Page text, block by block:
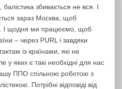
збивається не вся. І
зараз Москва, щоб
І щодня ми працюємо, щоб
– через PURL і завдяки
із країнами, які не
у яких є такі необхідні для нас
ППО спільною роботою з
Потрібні відповіді від